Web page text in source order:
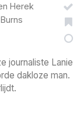
Herek
journaliste Lanie
dakloze man.